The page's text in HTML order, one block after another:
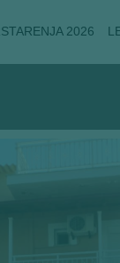
2026